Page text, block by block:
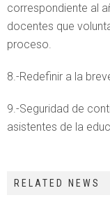
correspondiente al
docentes que
proceso.
8.-Redefinir a la
9.-Seguridad de
asistentes de la
RELATED NEWS